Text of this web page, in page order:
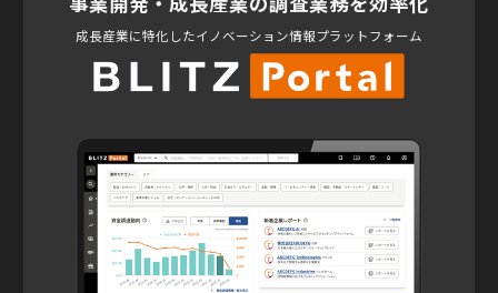
成長産業に特化したイノベーション情報プラットフォーム